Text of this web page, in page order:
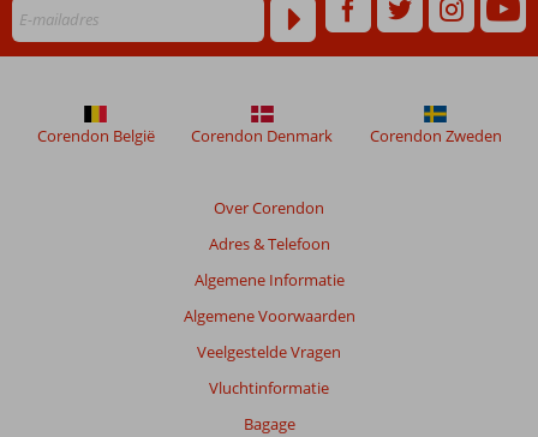
Over Corendon
Adres & Telefoon
Algemene Informatie
Algemene Voorwaarden
Veelgestelde Vragen
Vluchtinformatie
Bagage
Corendon België Corendon Denmark Corendon Zweden